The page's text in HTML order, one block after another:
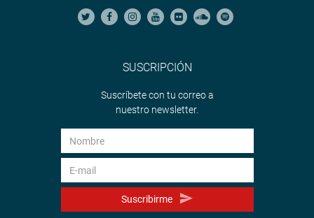
SUSCRIPCIÓN
Suscríbete con tu correo a
nuestro newsletter.
Suscribirme